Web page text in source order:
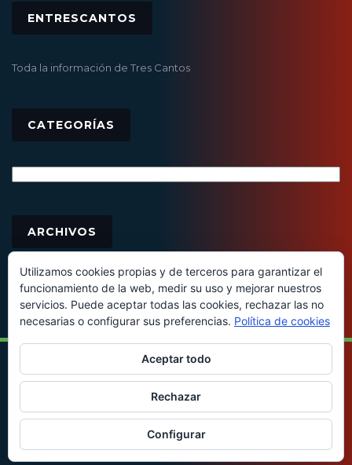
ENTRESCANTOS
Toda la información de Tres Cantos
CATEGORÍAS
ARCHIVOS
© 2016 - Todos los derechos reservados
Utilizamos cookies propias y de terceros para garantizar el
funcionamiento de la web, medir su uso y mejorar nuestros
servicios. Puede aceptar todas las cookies, rechazar las no
necesarias o configurar sus preferencias. Política de cookies
Aceptar todo
Rechazar
Configurar